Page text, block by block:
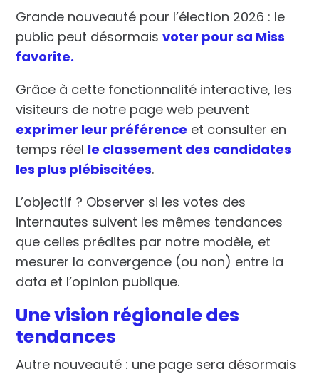
Grande nouveauté pour l’élection 2026 : le
public peut désormaisvoter pour sa Miss
favorite.
Grâce à cette fonctionnalité interactive, les
visiteurs de notre page web peuvent
exprimer leur préférence et consulter en
temps réel le classement des candidates
les plus plébiscitées.
L’objectif ? Observer si lesvotes des
internautes suivent les mêmes tendances
que celles prédites par notre modèle, et
mesurer la convergence (ou non) entre la
data et l’opinion publique.
Une vision régionale des
tendances
Autre nouveauté : une page sera désormais